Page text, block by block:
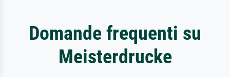
Domande frequenti su
Meisterdrucke